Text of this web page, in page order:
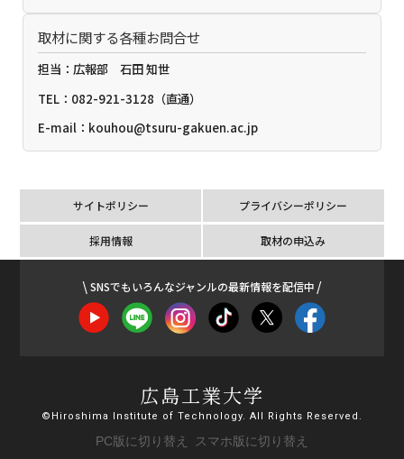
取材に関する各種お問合せ
担当：広報部 石田 知世
TEL：082-921-3128（直通）
E-mail：kouhou@tsuru-gakuen.ac.jp
サイトポリシー プライバシーポリシー
採用情報 取材の申込み
SNSでもいろんなジャンルの最新情報を配信中
広島工業大学
©Hiroshima Institute of Technology. All Rights Reserved.
PC版に切り替え スマホ版に切り替え